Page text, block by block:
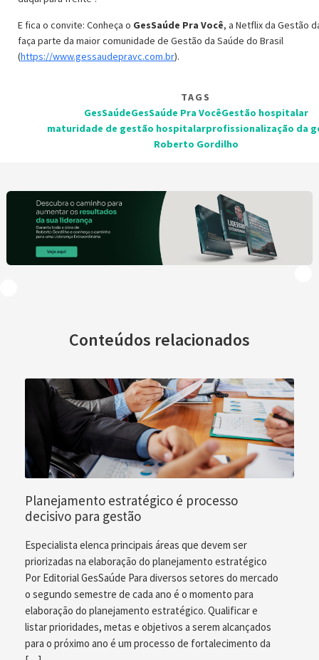
E fica o convite: Conheça o GesSaúde Pra Você, a Netflix da Gestão
faça parte da maior comunidade de Gestão da Saúde do Brasil
(https://www.gessaudepravc.com.br).
TAGS
GesSaúdeGesSaúde Pra VocêGestão hospitalar
maturidade de gestão hospitalarprofissionalização da
Roberto Gordilho
Conteúdos relacionados
Planejamento estratégico é processo
decisivo para gestão
Especialista elenca principais áreas que devem ser
priorizadas na elaboração do planejamento estratégico
Por Editorial GesSaúde Para diversos setores do mercado
o segundo semestre de cada ano é o momento para
elaboração do planejamento estratégico. Qualificar e
listar prioridades, metas e objetivos a serem alcançados
para o próximo ano é um processo de fortalecimento da